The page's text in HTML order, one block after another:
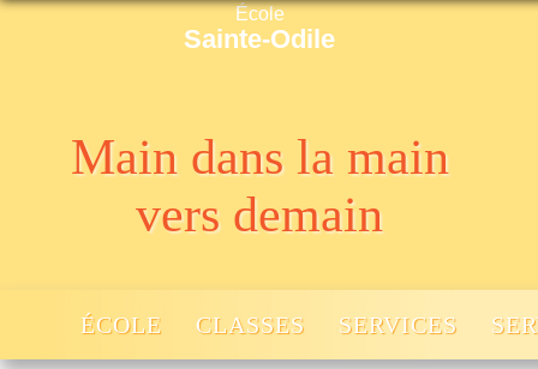
École
Sainte-Odile
Main dans la main
vers demain
ÉCOLE CLASSES SERVICES